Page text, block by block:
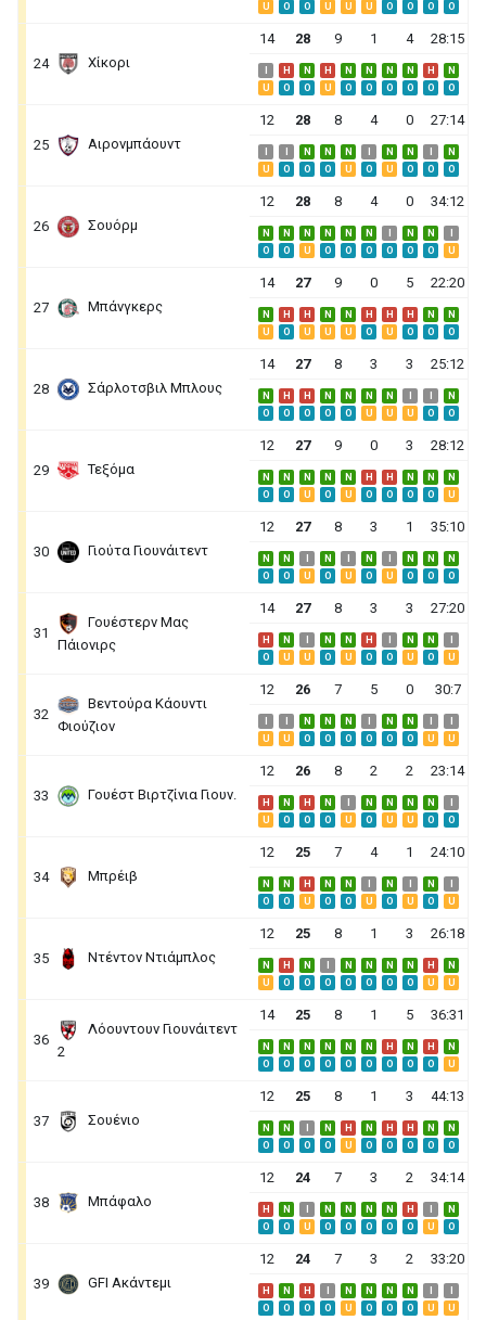
U
O O U U U O O O O
24 Χίκορι
14 28 9 1 4 28:15
H N H N N N N H
N
U
O O U O O O O O O
25 Αιρονμπάουντ
12 28 8 4 0 27:14
N N N N N
N
U
O O O U O U O O O
26 Σουόρμ
12 28 8 4 0 34:12
N N N N N N N N
O
O U O O O O O O U
27 Μπάνγκερς
14 27 9 0 5 22:20
N H H N N H H H N
N
U
O U U U O U O O O
28 Σάρλοτσβιλ Μπλους
14 27 8 3 3 25:12
N H H N N N N
N
O
O O O O U U U O O
29 Τεξόμα
12 27 9 0 3 28:12
N N N N N H H N N
N
O
O U O U O O O O U
30 Γιούτα Γιουνάιτεντ
12 27 8 3 1 35:10
N N N N N N
N
O
O U O U O U O O O
31
Γουέστερν Μας
Πάιονιρς
14 27 8 3 3 27:20
H N N N H N N
O
U U O U O O U O U
32
Βεντούρα Κάουντι
Φιούζιον
12 26 7 5 0 30:7
N N N N N
U
U O O O O O O U U
33 Γουέστ Βιρτζίνια Γιουν.
12 26 8 2 2 23:14
H N H N N N N N
U
O O O U O U U O O
34 Μπρέιβ
12 25 7 4 1 24:10
N N H N N N N
O
O U O O U O U O U
35 Ντέντον Ντιάμπλος
12 25 8 1 3 26:18
N H N N N N N H
N
U
O O O O O O O U U
36
Λόουντουν Γιουνάιτεντ
2
14 25 8 1 5 36:31
N N N N N N H N H
N
O
O O O O O O O O U
37 Σουένιο
12 25 8 1 3 44:13
N N N H N H H N
N
O
O O O U O O O O O
38 Μπάφαλο
12 24 7 3 2 34:14
H N N N N N H
N
O
O U O O O O O U O
39 GFI Ακάντεμι
12 24 7 3 2 33:20
H N H N N N N
O
O O O U O O O U U